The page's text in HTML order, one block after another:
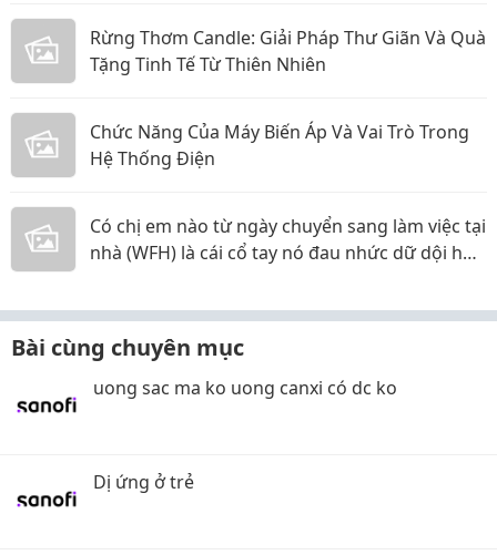
Rừng Thơm Candle: Giải Pháp Thư Giãn Và Quà
Tặng Tinh Tế Từ Thiên Nhiên
Chức Năng Của Máy Biến Áp Và Vai Trò Trong
Hệ Thống Điện
Có chị em nào từ ngày chuyển sang làm việc tại
nhà (WFH) là cái cổ tay nó đau nhức dữ dội hơn
Bài cùng chuyên mục
uong sac ma ko uong canxi có dc ko
Dị ứng ở trẻ